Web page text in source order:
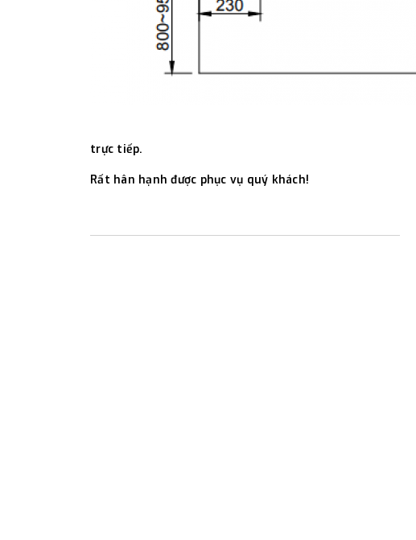
trực tiếp.
Rất hân hạnh được phục vụ quý khách!